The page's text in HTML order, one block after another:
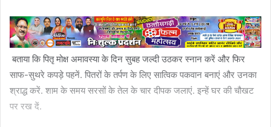
बताया कि पितृ मोक्ष अमावस्या के दिन सुबह जल्दी उठकर स्नान करें और फिर
साफ-सुथरे कपड़े पहनें. पितरों के तर्पण के लिए सात्विक पकवान बनाएं और उनका
श्राद्ध करें. शाम के समय सरसों के तेल के चार दीपक जलाएं. इन्हें घर की चौखट
पर रख दें.